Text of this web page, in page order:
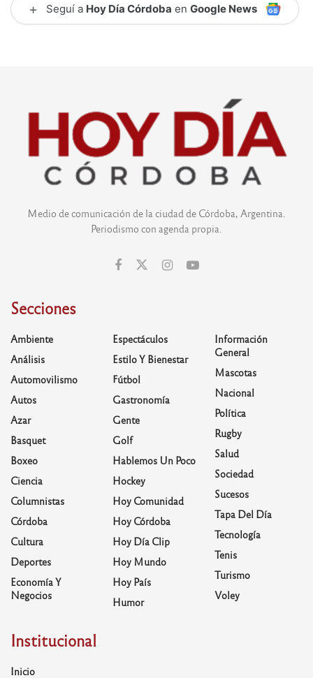
+ Seguí a Hoy Día Córdoba en Google News
Medio de comunicación de la ciudad de Córdoba, Argentina.
Periodismo con agenda propia.
Secciones
Ambiente
Análisis
Automovilismo
Autos
Azar
Basquet
Boxeo
Ciencia
Columnistas
Córdoba
Cultura
Deportes
Economía Y
Negocios
Espectáculos
Estilo Y Bienestar
Fútbol
Gastronomía
Gente
Golf
Hablemos Un Poco
Hockey
Hoy Comunidad
Hoy Córdoba
Hoy Día Clip
Hoy Mundo
Hoy País
Humor
Información
General
Mascotas
Nacional
Política
Rugby
Salud
Sociedad
Sucesos
Tapa Del Día
Tecnología
Tenis
Turismo
Voley
Institucional
Inicio